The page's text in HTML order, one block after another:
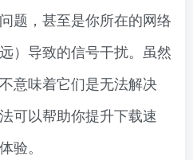
题，甚至是你所在的网络
）导致的信号干扰。虽然
意味着它们是无法解决
可以帮助你提升下载速
验。